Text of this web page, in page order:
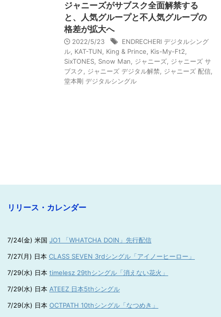
ジャニーズがサブスク全面解禁する
と、人気グループと不人気グループの
格差が拡大へ
2022/5/23
ENDRECHERI デジタルシング
ル KAT-TUN King & Prince Kis-My-Ft2
SixTONES Snow Man ジャニーズ ジャニーズ サ
ブスク
ジャニーズ デジタル解禁 ジャニーズ 配信
堂本剛 デジタルシングル
リリース・カレンダー
7/24(金) 米国 JO1 「WHATCHA DOIN」先行配信
7/27(月) 日本 CLASS SEVEN 3rdシングル「アイノーヒーロー」
7/29(水) 日本 timelesz 29thシングル「消えない花火」
7/29(水) 日本 ATEEZ 日本5thシングル
7/29(水) 日本 OCTPATH 10thシングル「なつめき」